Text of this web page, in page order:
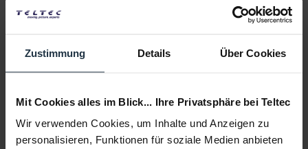
Zustimmung Details Über Cookies
Mit Cookies alles im Blick... Ihre Privatsphäre bei Teltec
Wir verwenden Cookies, um Inhalte und Anzeigen zu
personalisieren, Funktionen für soziale Medien anbieten
USB-C-Laufwerk in...
Beratung
Infos zu Hersteller & Produktsicherheit